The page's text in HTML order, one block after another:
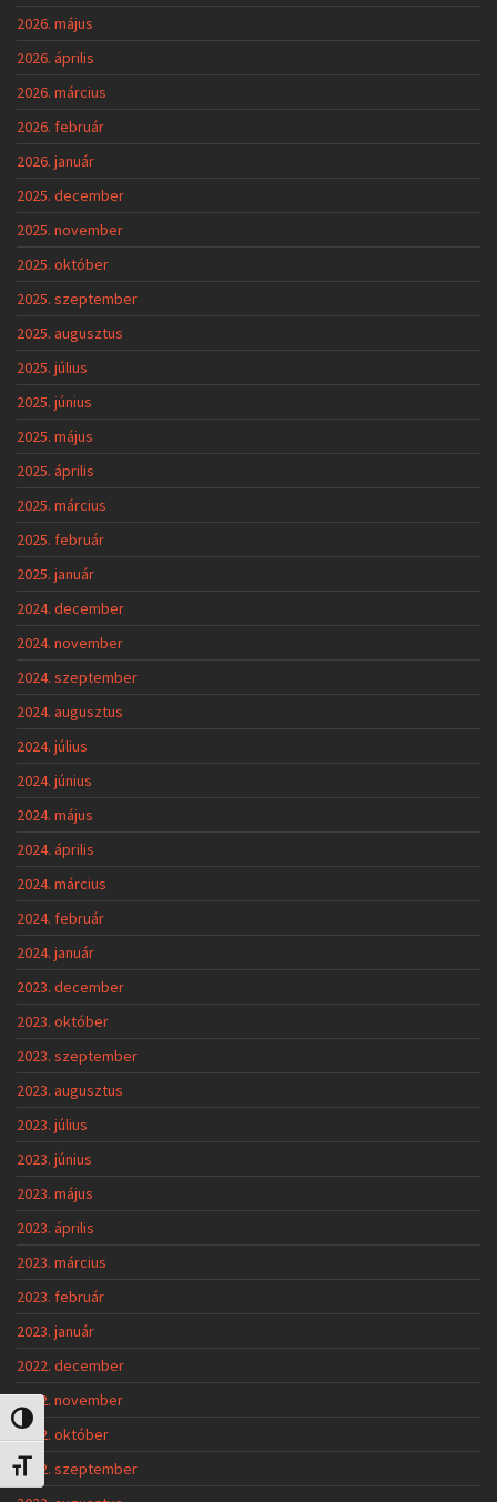
Nagy kontraszt váltása
Betűméret váltása
2026. május
2026. április
2026. március
2026. február
2026. január
2025. december
2025. november
2025. október
2025. szeptember
2025. augusztus
2025. július
2025. június
2025. május
2025. április
2025. március
2025. február
2025. január
2024. december
2024. november
2024. szeptember
2024. augusztus
2024. július
2024. június
2024. május
2024. április
2024. március
2024. február
2024. január
2023. december
2023. október
2023. szeptember
2023. augusztus
2023. július
2023. június
2023. május
2023. április
2023. március
2023. február
2023. január
2022. december
2022. november
2022. október
2022. szeptember